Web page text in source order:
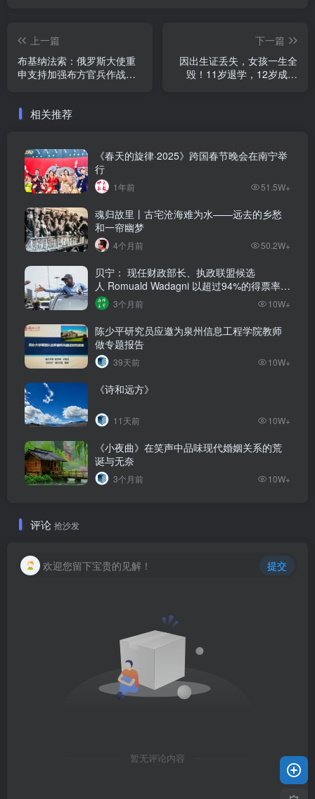
上一篇
布基纳法索：俄罗斯大使重
申支持加强布方官兵作战能
下一篇
因出生证丢失，女孩一生全
毁！11岁退学，12岁成家
相关推荐
《春天的旋律·2025》跨国春节晚会在南宁举
行
1年前 51.5W+
魂归故里丨古宅沧海难为水——远去的乡愁
和一帘幽梦
4个月前 50.2W+
贝宁： 现任财政部长、执政联盟候选
人‌ Romuald Wadagni 以超过94%的得票率当
选新任总统‌
3个月前 10W+
陈少平研究员应邀为泉州信息工程学院教师
做专题报告
39天前 10W+
《诗和远方》
11天前 10W+
《小夜曲》在笑声中品味现代婚姻关系的荒
诞与无奈
3个月前 10W+
评论 抢沙发
欢迎您留下宝贵的见解！ 提交
暂无评论内容